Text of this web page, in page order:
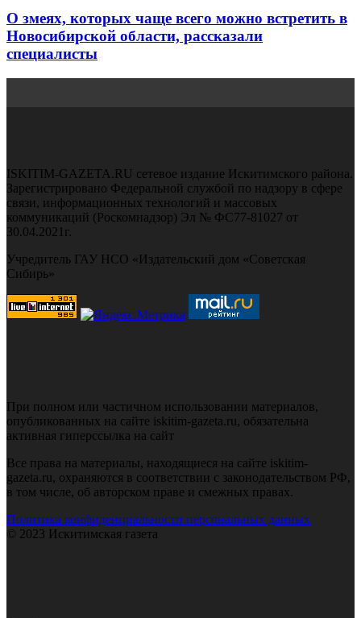
О змеях, которых чаще всего можно встретить в
Новосибирской области, рассказали
специалисты
ISKITIM-GAZETA.RU сетевое издание Искитимского района.
Зарегистрировано Федеральной службой по надзору в сфере
связи, информационных технологий и массовых
коммуникаций (Роскомнадзор) Эл № ФС77-81027 от
30.04.2021г.
Учредитель ГАУ НСО «Издательский дом «Советская
Сибирь»
При полном или частичном использовании материалов,
опубликованных на сайте iskitim-gazeta.ru, обязательна
активная гиперссылка на сайт
Все права на материалы, находящиеся на сайте iskitim-
gazeta.ru, охраняются в соответствии с законодательством РФ,
в том числе, об авторском праве и смежных правах.
Политика конфиденциальности персональных данных
© 2023 Искитимская газета